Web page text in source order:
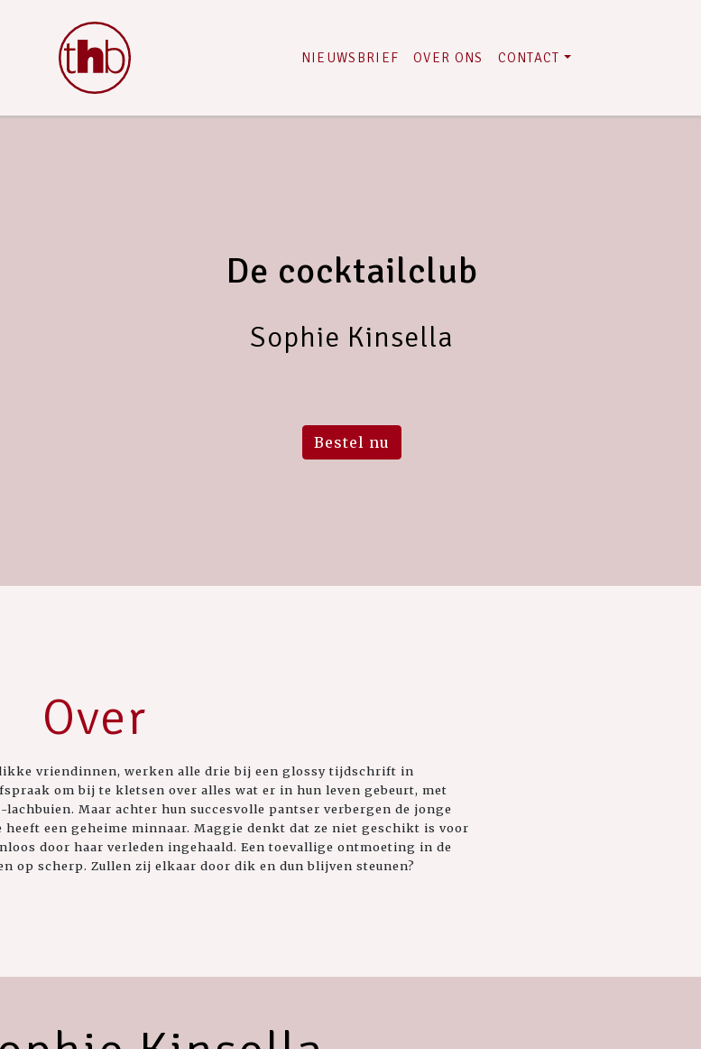
NIEUWSBRIEF OVER ONS CONTACT
De cocktailclub
Sophie Kinsella
Bestel nu
Over
vriendinnen, werken alle drie bij een glossy tijdschrift in
om bij te kletsen over alles wat er in hun leven gebeurt, met
Maar achter hun succesvolle pantser verbergen de jonge
een geheime minnaar. Maggie denkt dat ze niet geschikt is voor
door haar verleden ingehaald. Een toevallige ontmoeting in de
op scherp. Zullen zij elkaar door dik en dun blijven steunen?